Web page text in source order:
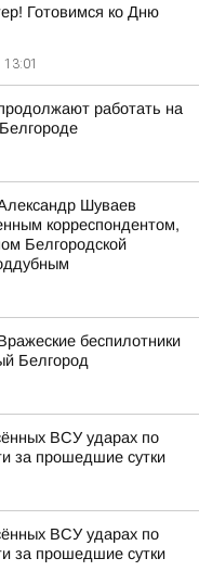
Готовимся ко Дню
13:01
работать на
Шуваев
корреспондентом,
Белгородской
беспилотники
Белгород
ВСУ ударах по
за прошедшие сутки
ВСУ ударах по
за прошедшие сутки